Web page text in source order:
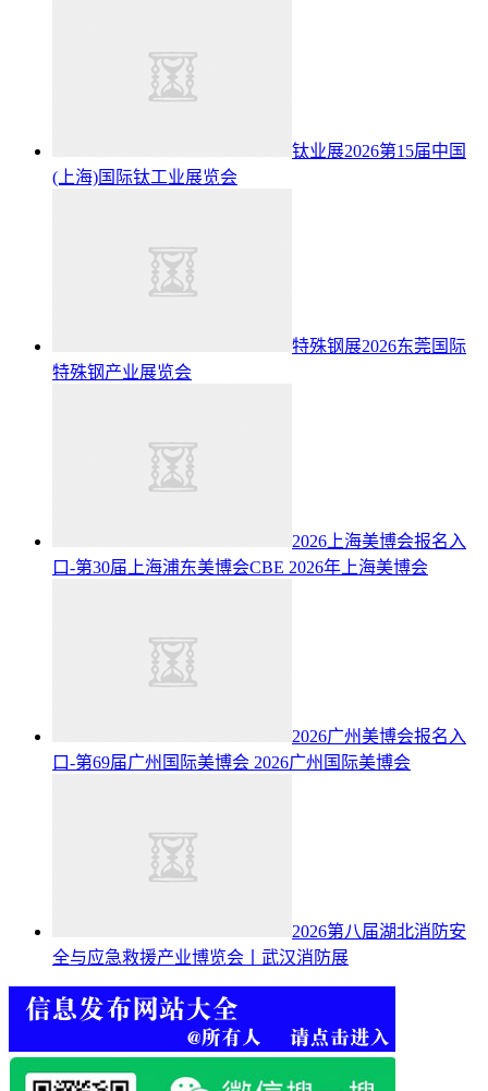
钛业展2026第15届中国
(上海)国际钛工业展览会
特殊钢展2026东莞国际
特殊钢产业展览会
2026上海美博会报名入
口-第30届上海浦东美博会CBE 2026年上海美博会
2026广州美博会报名入
口-第69届广州国际美博会 2026广州国际美博会
2026第八届湖北消防安
全与应急救援产业博览会丨武汉消防展